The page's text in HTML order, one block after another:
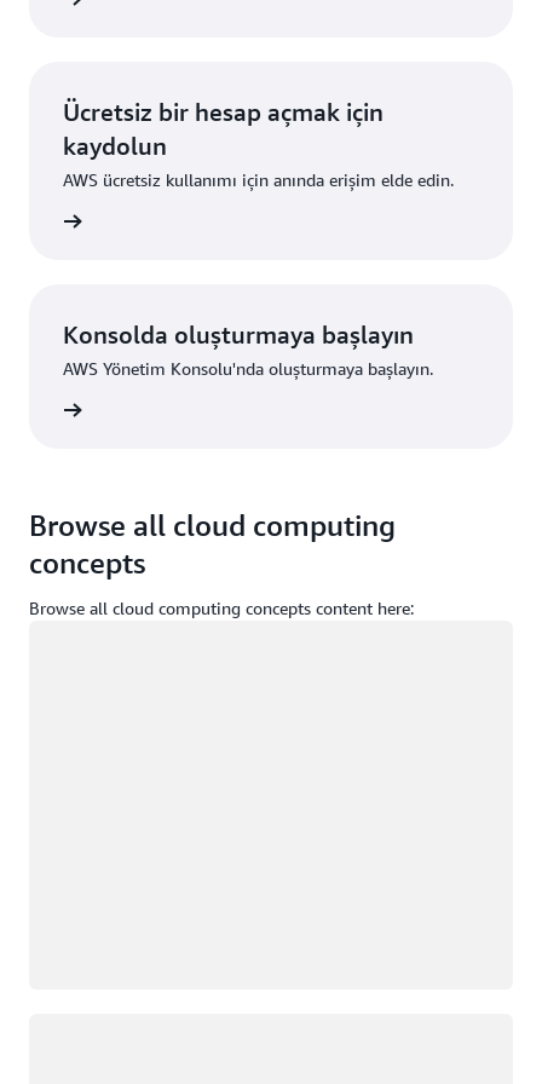
Ücretsiz bir hesap açmak için
kaydolun
AWS ücretsiz kullanımı için anında erişim elde edin.
Konsolda oluşturmaya başlayın
AWS Yönetim Konsolu'nda oluşturmaya başlayın.
Browse all cloud computing
concepts
Browse all cloud computing concepts content here: